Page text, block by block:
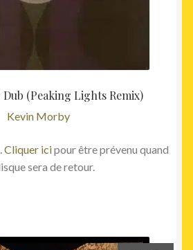
(Peaking Lights Remix)
Kevin Morby
Cliquer icipour être prévenu quand
sera de retour.